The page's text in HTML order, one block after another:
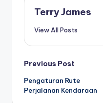
Terry James
View All Posts
Post
navigation
Previous Post
Pengaturan Rute
Perjalanan Kendaraan